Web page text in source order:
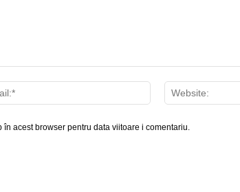
Email:*
acest browser pentru data viitoare i comentariu.